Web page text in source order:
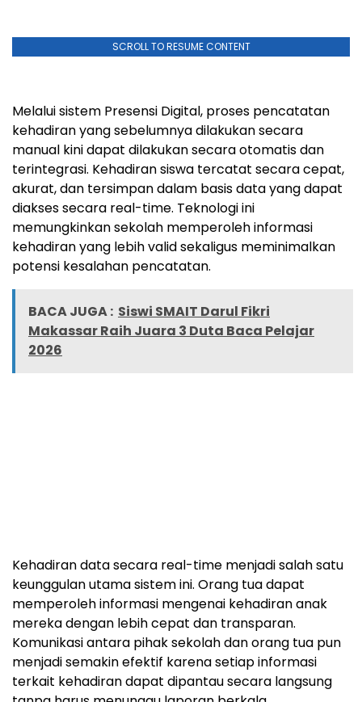
SCROLL TO RESUME CONTENT
Melalui sistem Presensi Digital, proses pencatatan
kehadiran yang sebelumnya dilakukan secara
manual kini dapat dilakukan secara otomatis dan
terintegrasi. Kehadiran siswa tercatat secara cepat,
akurat, dan tersimpan dalam basis data yang dapat
diakses secara real-time. Teknologi ini
memungkinkan sekolah memperoleh informasi
kehadiran yang lebih valid sekaligus meminimalkan
potensi kesalahan pencatatan.
BACA JUGA : Siswi SMAIT Darul Fikri
Makassar Raih Juara 3 Duta Baca Pelajar
2026
Kehadiran data secara real-time menjadi salah satu
keunggulan utama sistem ini. Orang tua dapat
memperoleh informasi mengenai kehadiran anak
mereka dengan lebih cepat dan transparan.
Komunikasi antara pihak sekolah dan orang tua pun
menjadi semakin efektif karena setiap informasi
terkait kehadiran dapat dipantau secara langsung